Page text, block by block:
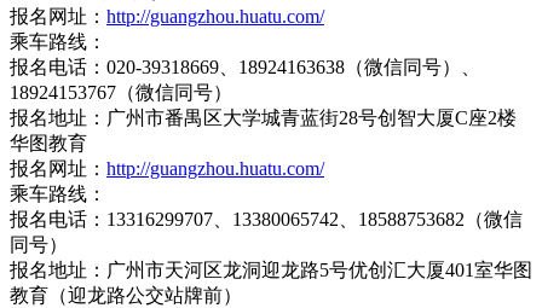
报名网址： http://guangzhou.huatu.com/
乘车路线：
报名电话：020-39318669、18924163638（微信同号）、
18924153767（微信同号）
报名地址：广州市番禺区大学城青蓝街28号创智大厦C座2楼
华图教育
报名网址： http://guangzhou.huatu.com/
乘车路线：
报名电话：13316299707、13380065742、18588753682（微信
同号）
报名地址：广州市天河区龙洞迎龙路5号优创汇大厦401室华图
教育（迎龙路公交站牌前）